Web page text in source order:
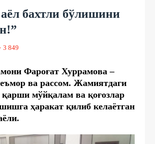
бахтли бўлишини
3 849
Фароғат Хуррамова –
ва рассом. Жамиятдаги
қарши мўйқалам ва қоғозлар
ҳаракат қилиб келаётган